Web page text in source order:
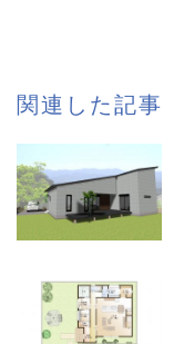
関連した記事